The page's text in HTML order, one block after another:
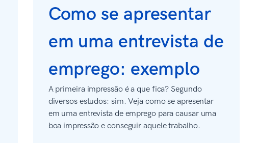
Como se apresentar
em uma entrevista de
emprego: exemplo
A primeira impressão é a que fica? Segundo
diversos estudos: sim. Veja como se apresentar
em uma entrevista de emprego para causar uma
boa impressão e conseguir aquele trabalho.